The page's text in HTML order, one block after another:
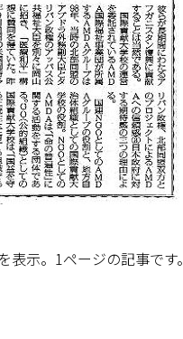
表示。1ページの記事です。